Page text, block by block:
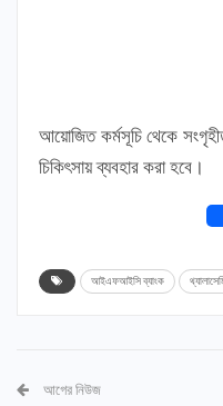
আয়োজিত কর্মসূচি থেকে
চিকিৎসায় ব্যবহার করা হবে।
আইএফআইসি ব্যাংক
আগের নিউজ